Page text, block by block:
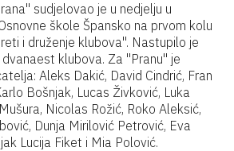
sudjelovao je u nedjelju u
škole Špansko na prvom kolu
i druženje klubova". Nastupilo je
klubova. Za "Pranu" je
Aleks Dakić, David Cindrić, Fran
Bošnjak, Lucas Živković, Luka
Nicolas Rožić, Roko Aleksić,
Dunja Mirilović Petrović, Eva
Lucija Fiket i Mia Polović.